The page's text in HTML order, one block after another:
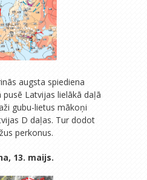
augsta spiediena
Latvijas lielākā daļā
gubu-lietus mākoņi
D daļas. Tur dodot
perkonus.
13. maijs.